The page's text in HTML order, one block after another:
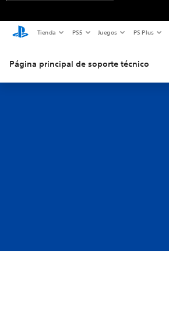
Tienda PS5 Juegos PS Plus
Página principal de soporte técnico